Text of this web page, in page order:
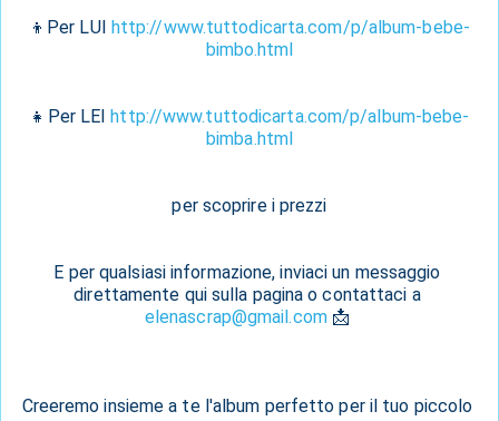
👦Per LUI http://www.tuttodicarta.com/p/album-bebe-
bimbo.html
👧Per LEI http://www.tuttodicarta.com/p/album-bebe-
bimba.html
per scoprire i prezzi
E per qualsiasi informazione, inviaci un messaggio
direttamente qui sulla pagina o contattaci a
elenascrap@gmail.com 📩
Creeremo insieme a te l'album perfetto per il tuo piccolo